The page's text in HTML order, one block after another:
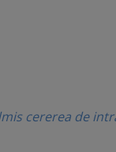
cererea de